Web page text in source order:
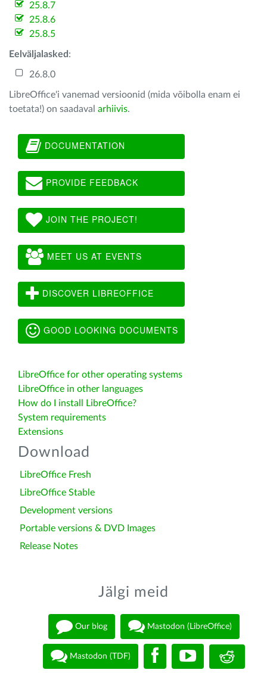
25.8.7
25.8.6
25.8.5
Eelväljalasked :
26.8.0
LibreOffice'i vanemad versioonid (mida võibolla enam ei
toetata!) on saadaval arhiivis.
DOCUMENTATION
PROVIDE FEEDBACK
JOIN THE PROJECT!
MEET US AT EVENTS
DISCOVER LIBREOFFICE
GOOD LOOKING DOCUMENTS
LibreOffice for other operating systems
LibreOffice in other languages
How do I install LibreOffice?
System requirements
Extensions
Download
LibreOffice Fresh
LibreOffice Stable
Development versions
Portable versions & DVD Images
Release Notes
Jälgi meid
Our blog Mastodon (LibreOffice)
Mastodon (TDF)